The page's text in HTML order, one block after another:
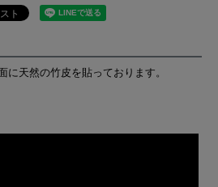
に天然の竹皮を貼っております。